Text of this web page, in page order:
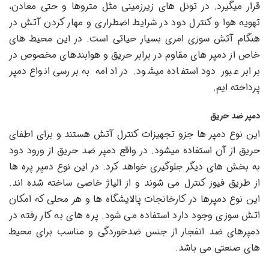
قرار میگیرد. در تونل‌ های زیرزمینی مثل متروها و حتی معادن،
تهویه هوا و کنترل دود در شرایط اضطراری و مهار کردن آتش در
هنگام آتش سوزی امری بسیار حیاتی است. در این محیط های
خاص از دمپر های مقاوم در برابر حریق و هوابندهای مخصوص در
برابر عبور دود استفاده میشود. در ادامه به بررسی انواع دمپر
پرداخته ایم.
دمپر ضد حریق
این نوع دمپر ها جزو تجهیزات کنترل آتش هستند و برای اطفای
حریق از آن استفاده میشود. در واقع دمپر ضد حریق از ورود دود
به بخش های دیگر جلوگیری خواهد کرد. در این نوع دمپر پره ها
از طریق فیوز کنترل می شوند و از الیاژ خاصی ساخته شده اند.
این نوع دمپرها در کارخانجات پالایشگاه ها و هر محلی که امکان
اتش سوزی وجود دارد استفاده می شود. پره های به کار رفته در
دمپرهای ضد انفجار از جنس ضدخوردگی و مناسب برای محیط
های صنعتی می باشد.